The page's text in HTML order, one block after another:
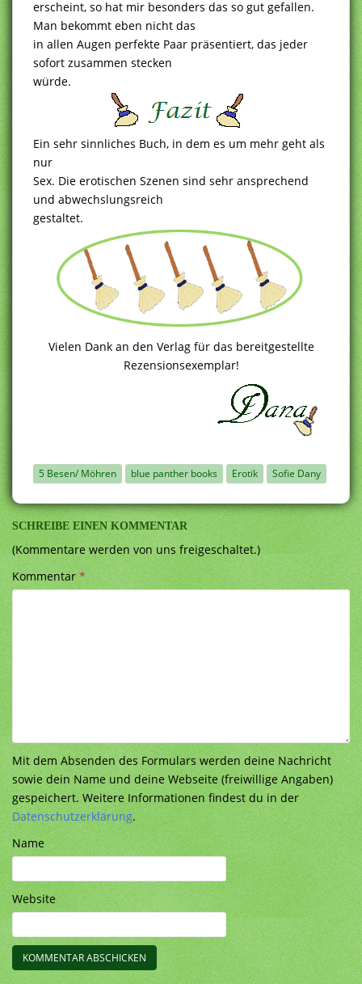
erscheint, so hat mir besonders das so gut gefallen.
Man bekommt eben nicht das
in allen Augen perfekte Paar präsentiert, das jeder
sofort zusammen stecken
würde.
Ein sehr sinnliches Buch, in dem es um mehr geht als
nur
Sex. Die erotischen Szenen sind sehr ansprechend
und abwechslungsreich
gestaltet.
Vielen Dank an den Verlag für das bereitgestellte
Rezensionsexemplar!
5 Besen/ Möhren blue panther books Erotik Sofie Dany
SCHREIBE EINEN KOMMENTAR
(Kommentare werden von uns freigeschaltet.)
Kommentar*
Mit dem Absenden des Formulars werden deine Nachricht
sowie dein Name und deine Webseite (freiwillige Angaben)
gespeichert. Weitere Informationen findest du in der
Datenschutzerklärung.
Name
Website